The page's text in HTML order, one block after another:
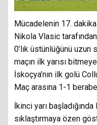
Mücadelenin 17.
Nikola Vlasic
0’lık üstünlüğünü uzun
maçın ilk yarısı
İskoçya’nın ilk golü
Maç arasına 1-1
İkinci yarı başladığında
sıklaştırmaya özen